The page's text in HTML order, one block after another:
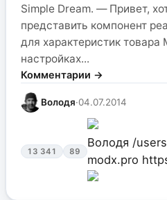
Simple Dream. — Привет,
представить компонент
для характеристик
настройках...
Комментарии →
Володя·04.07.2014
13 341 89
Володя /
modx.pro